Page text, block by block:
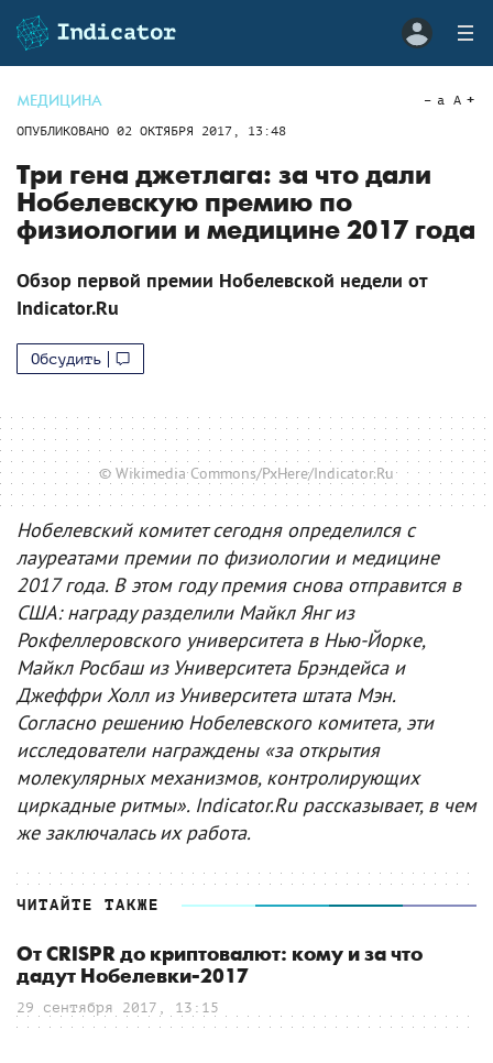
МЕДИЦИНА
ОПУБЛИКОВАНО 02 ОКТЯБРЯ 2017, 13:48
a A
Три гена джетлага: за что дали
Нобелевскую премию по
физиологии и медицине 2017 года
Обзор первой премии Нобелевской недели от
Indicator.Ru
Обсудить
© Wikimedia Commons/PxHere/Indicator.Ru
Нобелевский комитет сегодня определился с
лауреатами премии по физиологии и медицине
2017 года. В этом году премия снова отправится в
США: награду разделили Майкл Янг из
Рокфеллеровского университета в Нью-Йорке,
Майкл Росбаш из Университета Брэндейса и
Джеффри Холл из Университета штата Мэн.
Согласно решению Нобелевского комитета, эти
исследователи награждены «за открытия
молекулярных механизмов, контролирующих
циркадные ритмы». Indicator.Ru рассказывает, в чем
же заключалась их работа.
ЧИТАЙТЕ ТАКЖЕ
От CRISPR до криптовалют: кому и за что
дадут Нобелевки-2017
29 сентября 2017, 13:15